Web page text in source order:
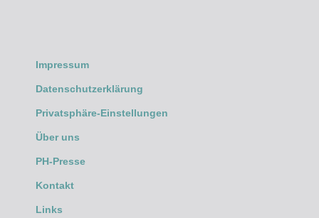
Impressum
Datenschutzerklärung
Privatsphäre-Einstellungen
Über uns
PH-Presse
Kontakt
Links